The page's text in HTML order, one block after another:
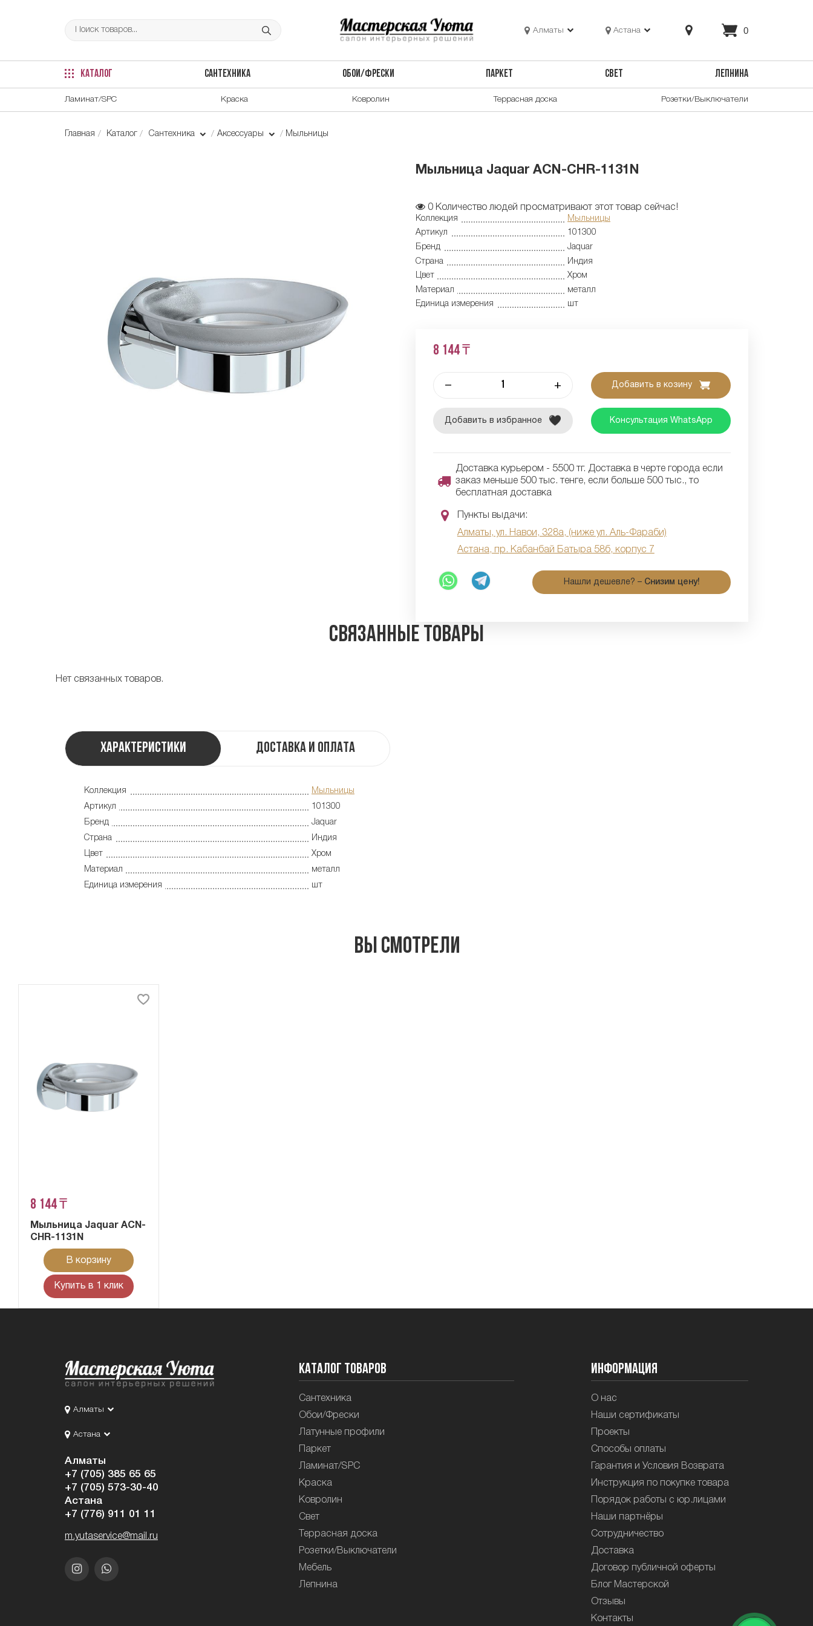
Алматы Астана 0
КАТАЛОГ САНТЕХНИКА ОБОИ/ФРЕСКИ ПАРКЕТ СВЕТ ЛЕПНИНА
Ламинат/SPC Краска Ковролин Террасная доска Розетки/Выключатели
Главная Каталог Сантехника Аксессуары Мыльницы
Мыльница Jaquar ACN-CHR-1131N
0 Количество людей просматривают этот товар сейчас!
Коллекция
Мыльницы
Артикул
101300
Бренд
Jaquar
Страна
Индия
Цвет
Хром
Материал
металл
Единица измерения
шт
8 144 ₸
– + Добавить в козину
Добавить в избранное Консультация WhatsApp
Доставка курьером - 5500 тг. Доставка в черте города если
заказ меньше 500 тыс. тенге, если больше 500 тыс., то
бесплатная доставка
Пункты выдачи:
Алматы, ул. Навои, 328а, (ниже ул. Аль-Фараби)
Астана, пр. Кабанбай Батыра 58б, корпус 7
Нашли дешевле? – Снизим цену!
Связанные товары
Нет связанных товаров.
Характеристики Доставка и оплата
Коллекция
Мыльницы
Артикул
101300
Бренд
Jaquar
Страна
Индия
Цвет
Хром
Материал
металл
Единица измерения
шт
Вы смотрели
8 144 ₸
Мыльница Jaquar ACN-
CHR-1131N
В корзину
Купить в 1 клик
Алматы
Астана
Алматы
+7 (705) 385 65 65
+7 (705) 573-30-40
Астана
+7 (776) 911 01 11
m.yutaservice@mail.ru
Каталог товаров
Сантехника
Обои/Фрески
Латунные профили
Паркет
Ламинат/SPC
Краска
Ковролин
Свет
Террасная доска
Розетки/Выключатели
Мебель
Лепнина
Информация
О нас
Наши сертификаты
Проекты
Способы оплаты
Гарантия и Условия Возврата
Инструкция по покупке товара
Порядок работы с юр.лицами
Наши партнёры
Сотрудничество
Доставка
Договор публичной оферты
Блог Мастерской
Отзывы
Контакты